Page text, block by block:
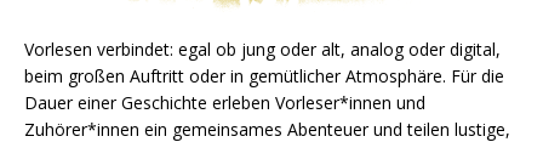
Vorlesen verbindet: egal ob jung oder alt, analog oder digital,
beim großen Auftritt oder in gemütlicher Atmosphäre. Für die
Dauer einer Geschichte erleben Vorleser*innen und
Zuhörer*innen ein gemeinsames Abenteuer und teilen lustige,